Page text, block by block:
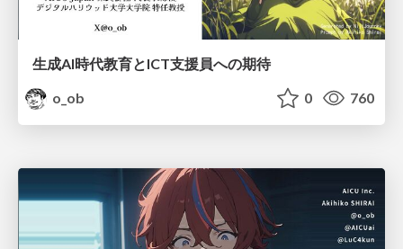
生成AI時代教育とICT支援員への期待
o_ob
0 760